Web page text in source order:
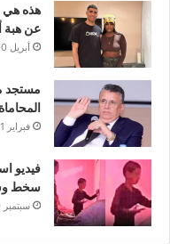
هذه هي
عن هبة
أبريل 10, 2023
مستجد
فبراير 11, 2023
فيديو
سخط
سبتمبر 20, 2020